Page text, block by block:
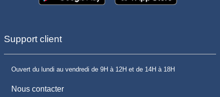
Support client
Ouvert du lundi au vendredi de 9H à 12H et de 14H à 18H
Nous contacter